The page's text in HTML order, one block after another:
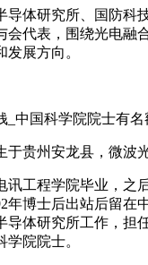
导体研究所、国防科
会代表，围绕光电融
展方向。
于贵州安龙县，微波
讯工程学院毕业，之
年博士后出站后留在
导体研究所工作，担
院院士。